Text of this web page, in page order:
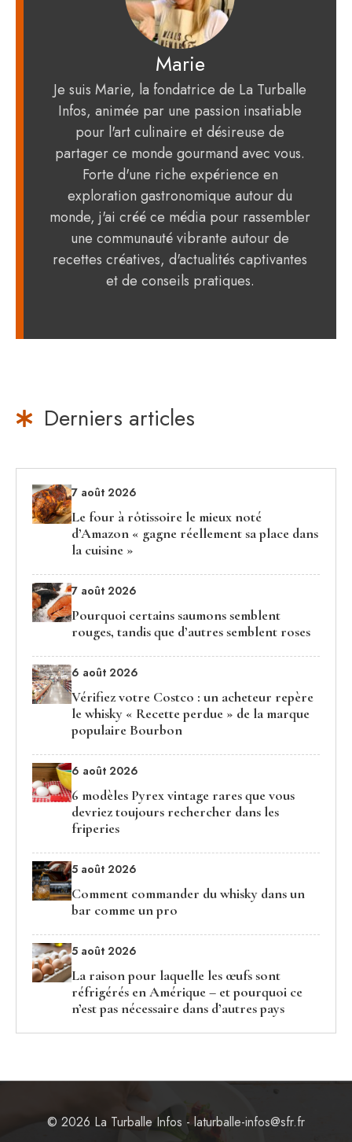
Marie
Je suis Marie, la fondatrice de La Turballe
Infos, animée par une passion insatiable
pour l'art culinaire et désireuse de
partager ce monde gourmand avec vous.
Forte d'une riche expérience en
exploration gastronomique autour du
monde, j'ai créé ce média pour rassembler
une communauté vibrante autour de
recettes créatives, d'actualités captivantes
et de conseils pratiques.
Derniers articles
7 août 2026
Le four à rôtissoire le mieux noté
d’Amazon « gagne réellement sa place dans
la cuisine »
7 août 2026
Pourquoi certains saumons semblent
rouges, tandis que d’autres semblent roses
6 août 2026
Vérifiez votre Costco : un acheteur repère
le whisky « Recette perdue » de la marque
populaire Bourbon
6 août 2026
6 modèles Pyrex vintage rares que vous
devriez toujours rechercher dans les
friperies
5 août 2026
Comment commander du whisky dans un
bar comme un pro
5 août 2026
La raison pour laquelle les œufs sont
réfrigérés en Amérique – et pourquoi ce
n’est pas nécessaire dans d’autres pays
© 2026 La Turballe Infos - laturballe-infos@sfr.fr